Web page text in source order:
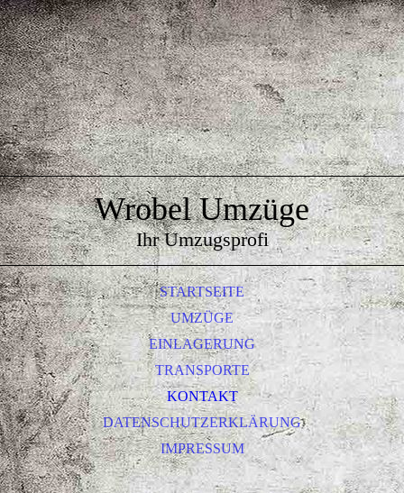
Wrobel Umzüge
Ihr Umzugsprofi
STARTSEITE
UMZÜGE
EINLAGERUNG
TRANSPORTE
KONTAKT
DATENSCHUTZERKLÄRUNG
IMPRESSUM